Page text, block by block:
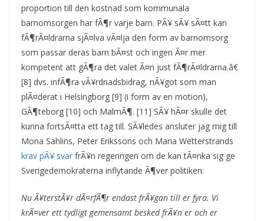
proportion till den kostnad som kommunala
barnomsorgen har fÃ¶r varje barn. PÃ¥ sÃ¥ sÃ¤tt kan
fÃ¶rÃ¤ldrarna sjÃ¤lva vÃ¤lja den form av barnomsorg
som passar deras barn bÃ¤st och ingen Ã¤r mer
kompetent att gÃ¶ra det valet Ã¤n just fÃ¶rÃ¤ldrarna.â€
[8] dvs. infÃ¶ra vÃ¥rdnadsbidrag, nÃ¥got som man
plÃ¤derat i Helsingborg [9] (i form av en motion),
GÃ¶teborg [10] och MalmÃ¶. [11] SÃ¥ hÃ¤r skulle det
kunna fortsÃ¤tta ett tag till. SÃ¥ledes ansluter jag mig till
Mona Sahlins, Peter Erikssons och Maria Wetterstrands
krav pÃ¥ svar frÃ¥n regeringen om de kan tÃ¤nka sig ge
Sverigedemokraterna inflytande Ã¶ver politiken:
Nu Ã¥terstÃ¥r dÃ¤rfÃ¶r endast frÃ¥gan till er fyra. Vi
krÃ¤ver ett tydligt gemensamt besked frÃ¥n er och er